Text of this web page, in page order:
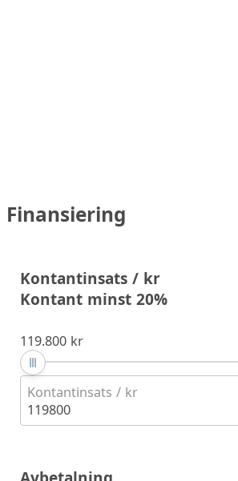
Finansiering
Kontantinsats / kr
Kontant minst 20%
119.800 kr
Kontantinsats / kr
119800